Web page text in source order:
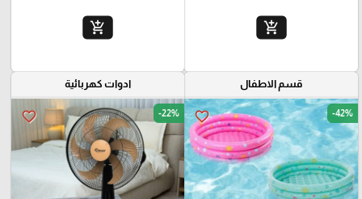
add_shopping_cart
add_shopping_cart
قسم الاطفال
favorite_border -42%
ادوات كهربائية
favorite_border -22%